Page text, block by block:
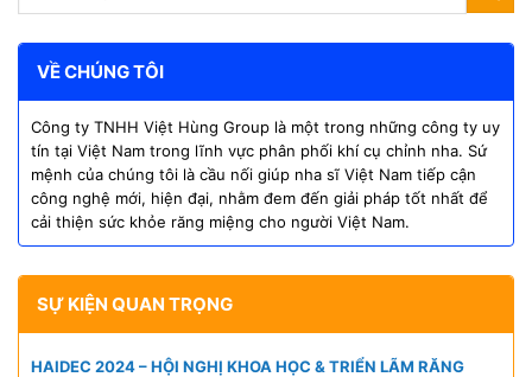
VỀ CHÚNG TÔI
Công ty TNHH Việt Hùng Group là một trong những công ty uy
tín tại Việt Nam trong lĩnh vực phân phối khí cụ chỉnh nha. Sứ
mệnh của chúng tôi là cầu nối giúp nha sĩ Việt Nam tiếp cận
công nghệ mới, hiện đại, nhằm đem đến giải pháp tốt nhất để
cải thiện sức khỏe răng miệng cho người Việt Nam.
SỰ KIỆN QUAN TRỌNG
HAIDEC 2024 – HỘI NGHỊ KHOA HỌC & TRIỂN LÃM RĂNG